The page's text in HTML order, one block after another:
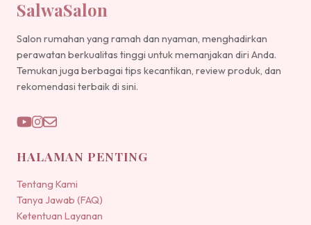
SalwaSalon
Salon rumahan yang ramah dan nyaman, menghadirkan
perawatan berkualitas tinggi untuk memanjakan diri Anda.
Temukan juga berbagai tips kecantikan, review produk, dan
rekomendasi terbaik di sini.
HALAMAN PENTING
Tentang Kami
Tanya Jawab (FAQ)
Ketentuan Layanan